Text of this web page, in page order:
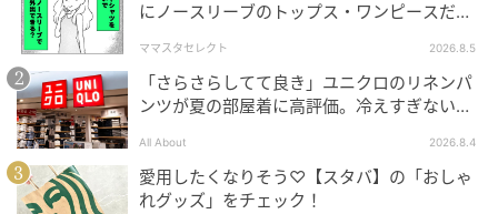
BALENCIAGA | MANOLO BLAHNIK SLINGBACK[H5cm]￥203,500（予定価
格）
卓越したクラフトマンシップで知られる「バレンシア
ガ」と「マノロ ブラニク」。今回のコラボレーション
にノースリーブのトップス・ワンピースだけ
ママスタセレクト 2026.8.5
「さらさらしてて良き」ユニクロのリネンパ
ンツが夏の部屋着に高評価。冷えすぎない肌
All About 2026.8.4
愛用したくなりそう♡【スタバ】の「おしゃ
れグッズ」をチェック！